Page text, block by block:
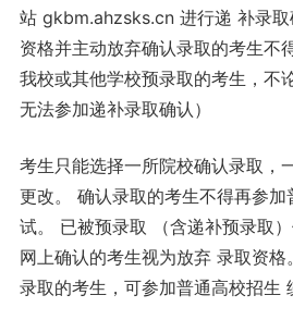
站 gkbm.ahzsks.cn 进行递 补录取
资格并主动放弃确认录取的考生不
我校或其他学校预录取的考生，不
无法参加递补录取确认）
考生只能选择一所院校确认录取，
更改。 确认录取的考生不得再参
试。 已被预录取 （含递补预录取
网上确认的考生视为放弃 录取资
录取的考生，可参加普通高校招生